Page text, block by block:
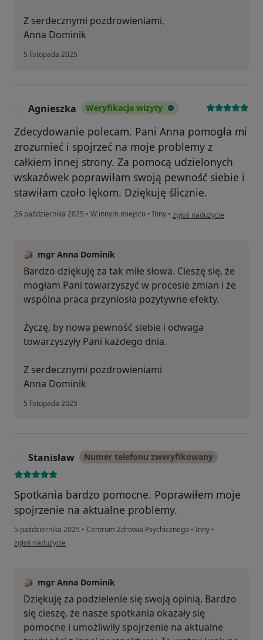
Z serdecznymi pozdrowieniami,
Anna Dominik
5 listopada 2025
Agnieszka Weryfikacja wizyty
Zdecydowanie polecam. Pani Anna pomogła mi
zrozumieć i spojrzeć na moje problemy z
całkiem innej strony. Za pomocą udzielonych
wskazówek poprawiłam swoją pewność siebie i
stawiłam czoło lękom. Dziękuję ślicznie.
26 października 2025 • W innym miejscu • Inny • w opinii użytkownika
zgłoś nadużycie
mgr Anna Dominik
Bardzo dziękuję za tak miłe słowa. Cieszę się, że
mogłam Pani towarzyszyć w procesie zmian i że
wspólna praca przyniosła pozytywne efekty.
Życzę, by nowa pewność siebie i odwaga
towarzyszyły Pani każdego dnia.
Z serdecznymi pozdrowieniami
Anna Dominik
5 listopada 2025
Stanisław Numer telefonu zweryfikowany
Spotkania bardzo pomocne. Poprawiłem moje
spojrzenie na aktualne problemy.
5 października 2025 • Centrum Zdrowia Psychicznego • Inny •
w opinii użytkownika Stanisław
zgłoś nadużycie
mgr Anna Dominik
Dziękuję za podzielenie się swoją opinią. Bardzo
się cieszę, że nasze spotkania okazały się
pomocne i umożliwiły spojrzenie na aktualne